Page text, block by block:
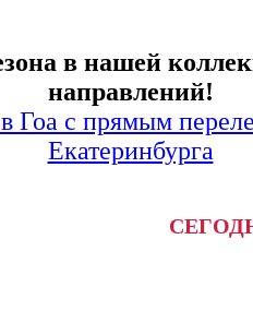
в нашей
направлений!
Гоа с прямым
Екатеринбурга